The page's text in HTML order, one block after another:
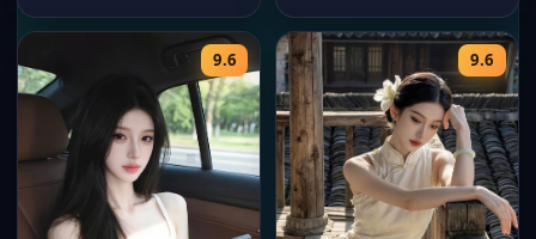
朝伟主演，…
月1…
9.6 9.6